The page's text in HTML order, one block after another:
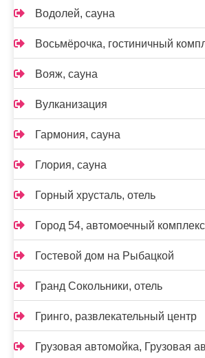
Водолей, сауна
Восьмёрочка, гостиничный
Вояж, сауна
Вулканизация
Гармония, сауна
Глория, сауна
Горный хрусталь, отель
Город 54, автомоечный комплекс
Гостевой дом на Рыбацкой
Гранд Сокольники, отель
Гринго, развлекательный центр
Грузовая автомойка, Грузовая